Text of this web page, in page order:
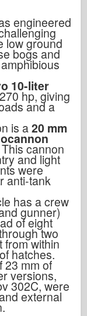
engineered
low ground
bogs and
10-liter
hp, giving
and a
is a20 mm
cannon
and light
were
anti-tank
has a crew
gunner)
of eight
two
from within
hatches.
23 mm of
versions,
302C, were
external